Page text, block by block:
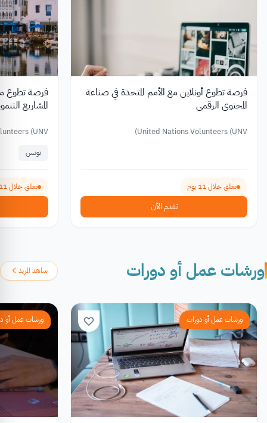
فرصة تطوع أونلاين مع الأمم المتحدة في صناعة
المحتوى الرقمي
United Nations Volunteers (UNV)
تغلق خلال 11 يوم
تقدم الآن
المشاريع
(UNV)
تونس
تغلق خلال 11 يوم
ورشات عمل أو دورات شاهد المزيد
ورشات عمل أو دورات ورشات عمل أو